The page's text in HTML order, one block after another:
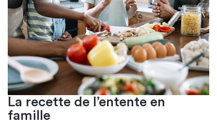
La recette de l’entente en
famille